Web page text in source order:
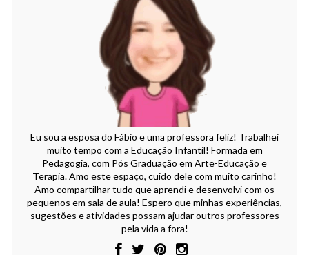
Eu sou a esposa do Fábio e uma professora feliz! Trabalhei
muito tempo com a Educação Infantil! Formada em
Pedagogia, com Pós Graduação em Arte-Educação e
Terapia. Amo este espaço, cuido dele com muito carinho!
Amo compartilhar tudo que aprendi e desenvolvi com os
pequenos em sala de aula! Espero que minhas experiências,
sugestões e atividades possam ajudar outros professores
pela vida a fora!